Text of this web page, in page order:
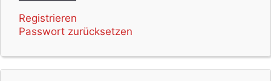
Registrieren
Passwort zurücksetzen